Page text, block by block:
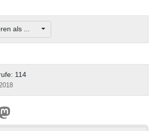
als ...
114